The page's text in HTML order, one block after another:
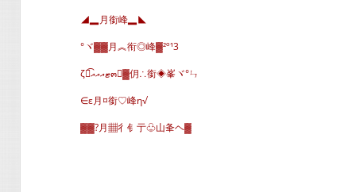
◢▂月銜峰▂◣
°ヾ▓▓月︽衔◎峰▓²º¹3
ζั͡ޓއއއ๓▓仴∴銜◈峯ヾ°ㄣ
∈ε月¤銜♡峰η√
▓▓?月▦彳钅亍♧山夆ヘ▓